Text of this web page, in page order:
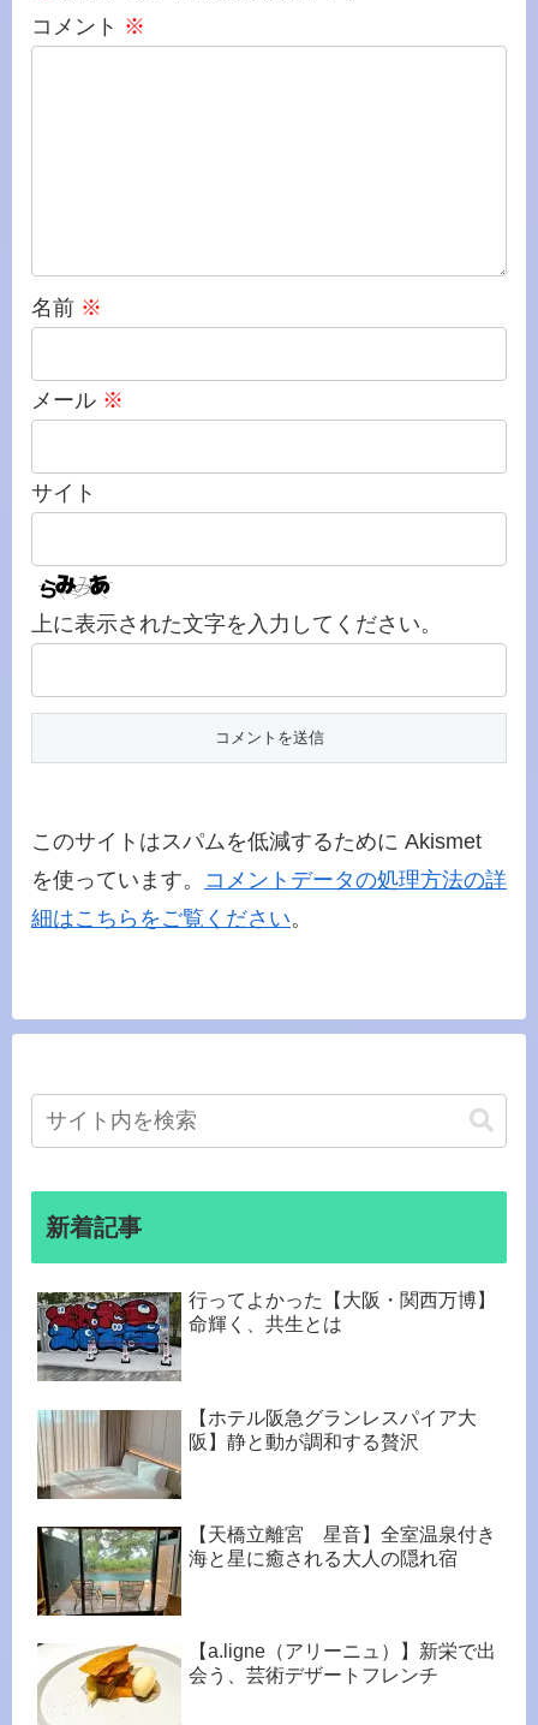
コメント ※
名前 ※
メール ※
サイト
上に表示された文字を入力してください。
このサイトはスパムを低減するために Akismet
を使っています。 コメントデータの処理方法の詳
細はこちらをご覧ください。
新着記事
行ってよかった【大阪・関西万博】
命輝く、共生とは
【ホテル阪急グランレスパイア大
阪】静と動が調和する贅沢
【天橋立離宮 星音】全室温泉付き
海と星に癒される大人の隠れ宿
【a.ligne（アリーニュ）】新栄で出
会う、芸術デザートフレンチ